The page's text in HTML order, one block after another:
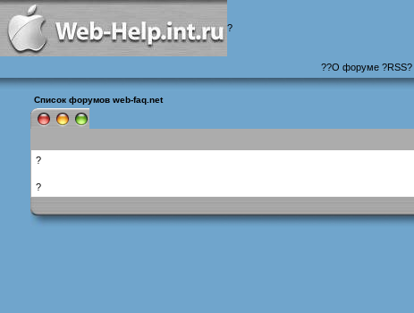
?
??О форуме?RSS?
Список форумов web-faq.net
?
?